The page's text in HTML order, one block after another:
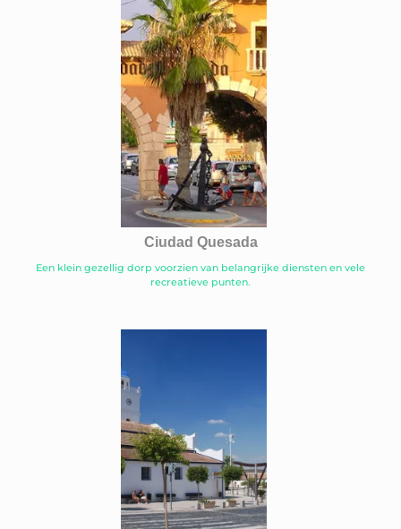
Ciudad Quesada
Een klein gezellig dorp voorzien van belangrijke diensten en vele
recreatieve punten.